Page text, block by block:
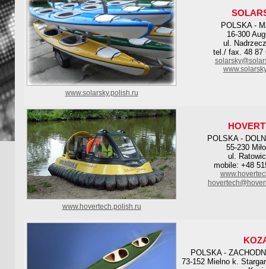
POLSKA -
16-300
ul.
tel./ fax. 48 87
www.solarsky.polish.ru
POLSKA -
55-230
ul.
mobile: +48
www.hovertech.polish.ru
POLSKA -
73-152 Mielno k.